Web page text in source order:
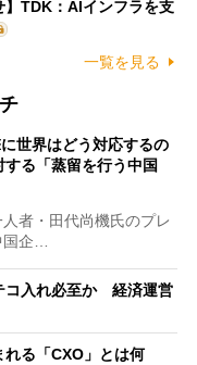
】TDK：AIインフラを支
一覧を見る
世界はどう対応するの
る「蒸留を行う中国
者・田代尚機氏のプレ
企…
コ入れ必至か 経済運営
る「CXO」とは何